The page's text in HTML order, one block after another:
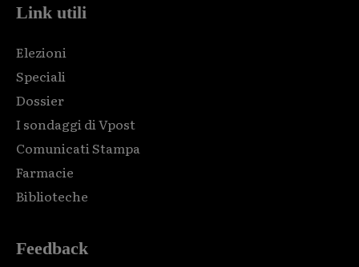
Link utili
Elezioni
Speciali
Dossier
I sondaggi di Vpost
Comunicati Stampa
Farmacie
Biblioteche
Feedback